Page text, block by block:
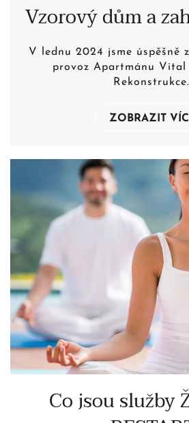
Vzorový dům a
V lednu 2024 jsme úspěšně
provoz Apartmánu
ZOBRAZIT
Co jsou služby